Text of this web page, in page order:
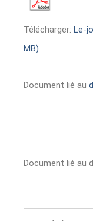
Télécharger: Le-
MB)
Document lié au
Document lié au